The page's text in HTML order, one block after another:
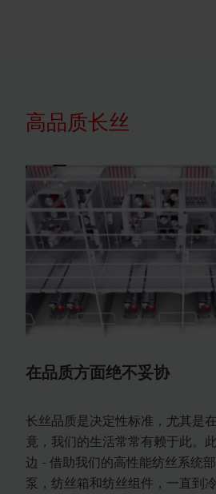
高品质长丝
在品质方面绝不妥协
长丝品质是决定性标准，尤其是
竟，我们的生活常常有赖于此。
边 - 借助我们的高性能纺丝系统
泵，纺丝箱和纺丝组件，一直到